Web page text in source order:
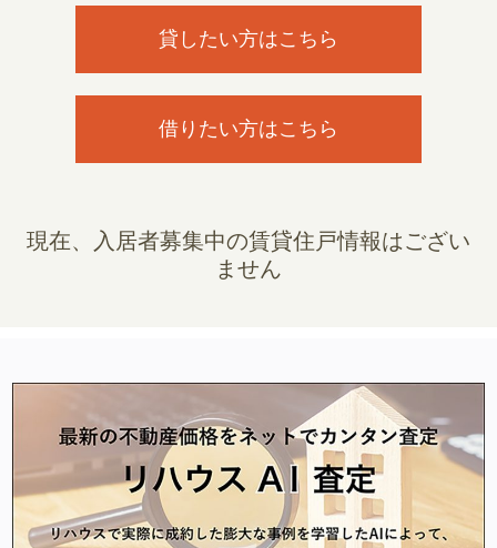
貸したい方はこちら
借りたい方はこちら
現在、入居者募集中の賃貸住戸情報はござい
ません